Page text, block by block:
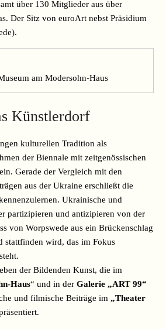
über 130 Mitglieder aus über
Der Sitz von euroArt nebst Präsidium
am Modersohn-Haus
Künstlerdorf
kulturellen Tradition als
der Biennale mit zeitgenössischen
Gerade der Vergleich mit den
aus der Ukraine erschließt die
Ukrainische und
partizipieren und antizipieren von der
von Worpswede aus ein Brückenschlag
stattfinden wird, das im Fokus
der Bildenden Kunst, die im
Haus“ und in der Galerie „ART 99“
und filmische Beiträge im „Theater